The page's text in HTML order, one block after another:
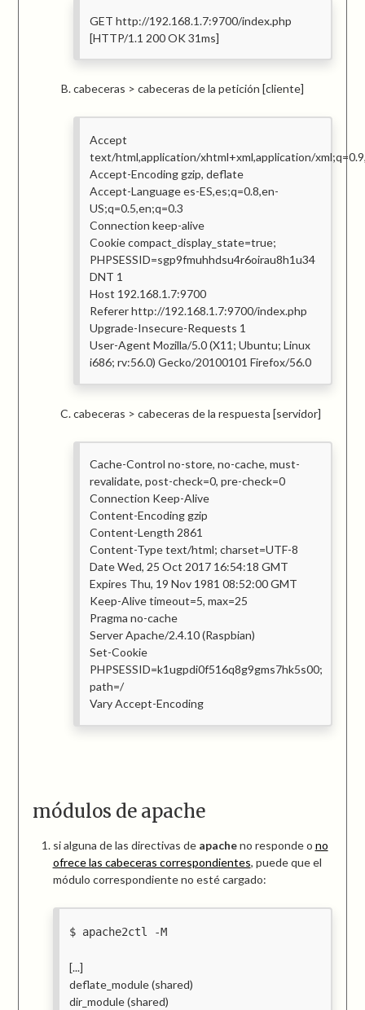
GET http://192.168.1.7:9700/index.php
[HTTP/1.1 200 OK 31ms]
cabeceras > cabeceras de la petición [cliente]
Accept
text/html,application/xhtml+xml,application/
Accept-Encoding gzip, deflate
Accept-Language es-ES,es;q=0.8,en-
US;q=0.5,en;q=0.3
Connection keep-alive
Cookie compact_display_state=true;
PHPSESSID=sgp9fmuhhdsu4r6oirau8h1u34
DNT 1
Host 192.168.1.7:9700
Referer http://192.168.1.7:9700/index.php
Upgrade-Insecure-Requests 1
User-Agent Mozilla/5.0 (X11; Ubuntu; Linux
i686; rv:56.0) Gecko/20100101 Firefox/56.0
cabeceras > cabeceras de la respuesta [servidor]
Cache-Control no-store, no-cache, must-
revalidate, post-check=0, pre-check=0
Connection Keep-Alive
Content-Encoding gzip
Content-Length 2861
Content-Type text/html; charset=UTF-8
Date Wed, 25 Oct 2017 16:54:18 GMT
Expires Thu, 19 Nov 1981 08:52:00 GMT
Keep-Alive timeout=5, max=25
Pragma no-cache
Server Apache/2.4.10 (Raspbian)
Set-Cookie
PHPSESSID=k1ugpdi0f516q8g9gms7hk5s00;
path=/
Vary Accept-Encoding
módulos de apache
si alguna de las directivas de apacheno responde o no
ofrece las cabeceras correspondientes, puede que el
módulo correspondiente no esté cargado:
apache2ctl -M
[...]
deflate_module (shared)
dir_module (shared)